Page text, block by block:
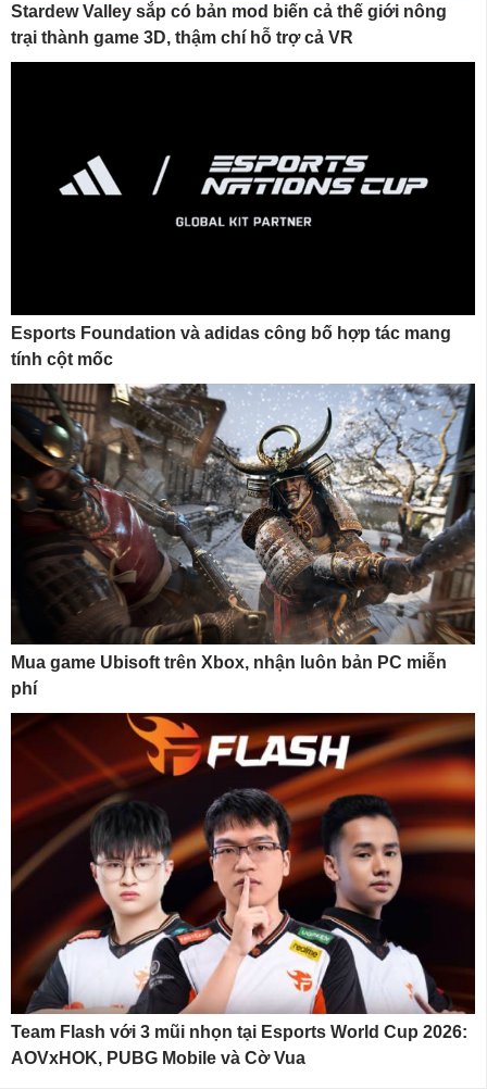
Stardew Valley sắp có bản mod biến cả thế giới nông
trại thành game 3D, thậm chí hỗ trợ cả VR
Esports Foundation và adidas công bố hợp tác mang
tính cột mốc
Mua game Ubisoft trên Xbox, nhận luôn bản PC miễn
phí
Team Flash với 3 mũi nhọn tại Esports World Cup 2026:
AOVxHOK, PUBG Mobile và Cờ Vua